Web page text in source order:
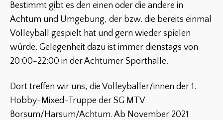
Bestimmt gibt es den einen oder die andere in
Achtum und Umgebung, der bzw. die bereits einmal
Volleyball gespielt hat und gern wieder spielen
würde. Gelegenheit dazu ist immer dienstags von
20:00-22:00 in der Achtumer Sporthalle.
Dort treffen wir uns, die Volleyballer/innen der 1.
Hobby-Mixed-Truppe der SG MTV
Borsum/Harsum/Achtum. Ab November 2021